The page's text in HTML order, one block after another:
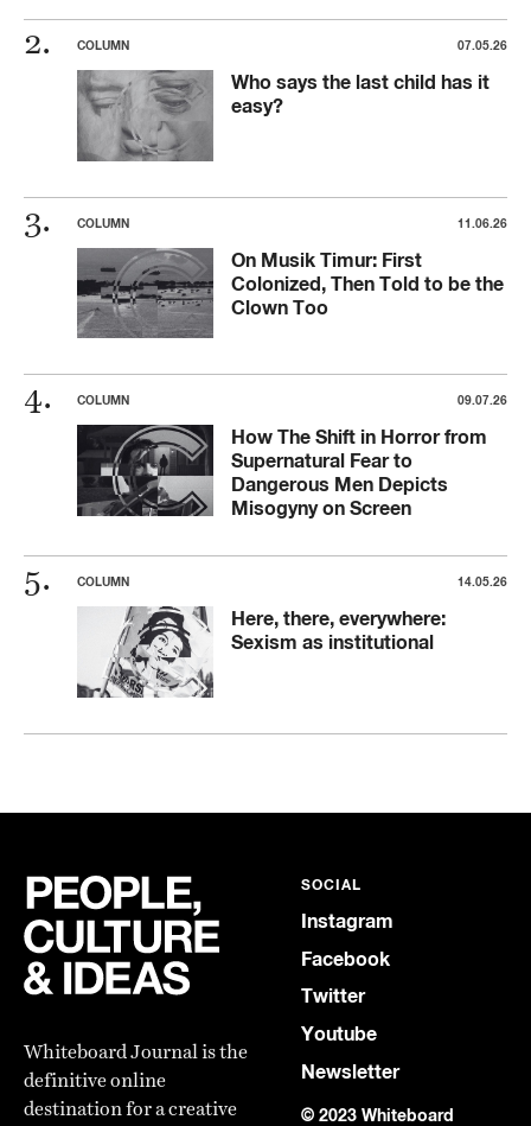
COLUMN 07.05.26
Who says the last child has it
easy?
COLUMN 11.06.26
On Musik Timur: First
Colonized, Then Told to be the
Clown Too
COLUMN 09.07.26
How The Shift in Horror from
Supernatural Fear to
Dangerous Men Depicts
Misogyny on Screen
COLUMN 14.05.26
Here, there, everywhere:
Sexism as institutional
Whiteboard Journal is the
definitive online
destination for a creative
SOCIAL
Instagram
Facebook
Twitter
Youtube
Newsletter
© 2023 Whiteboard